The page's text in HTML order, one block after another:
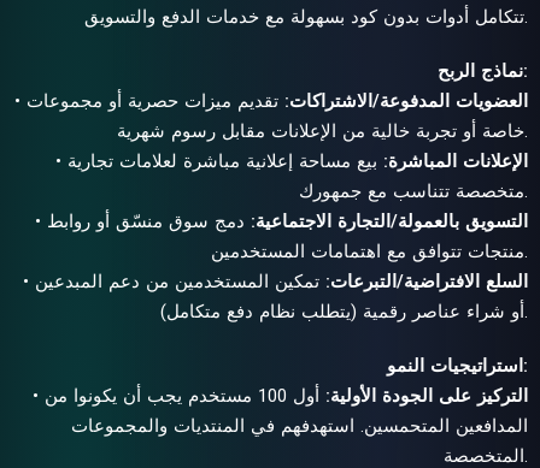
تتكامل أدوات بدون كود بسهولة مع خدمات الدفع والتسويق.
نماذج الربح:
•
العضويات المدفوعة/الاشتراكات: تقديم ميزات حصرية أو مجموعات
خاصة أو تجربة خالية من الإعلانات مقابل رسوم شهرية.
•
الإعلانات المباشرة: بيع مساحة إعلانية مباشرة لعلامات تجارية
متخصصة تتناسب مع جمهورك.
•
التسويق بالعمولة/التجارة الاجتماعية: دمج سوق منسّق أو روابط
منتجات تتوافق مع اهتمامات المستخدمين.
•
السلع الافتراضية/التبرعات: تمكين المستخدمين من دعم المبدعين
أو شراء عناصر رقمية (يتطلب نظام دفع متكامل).
استراتيجيات النمو:
•
التركيز على الجودة الأولية:
أول 100 مستخدم يجب أن يكونوا من
المدافعين المتحمسين. استهدفهم في المنتديات والمجموعات
المتخصصة.